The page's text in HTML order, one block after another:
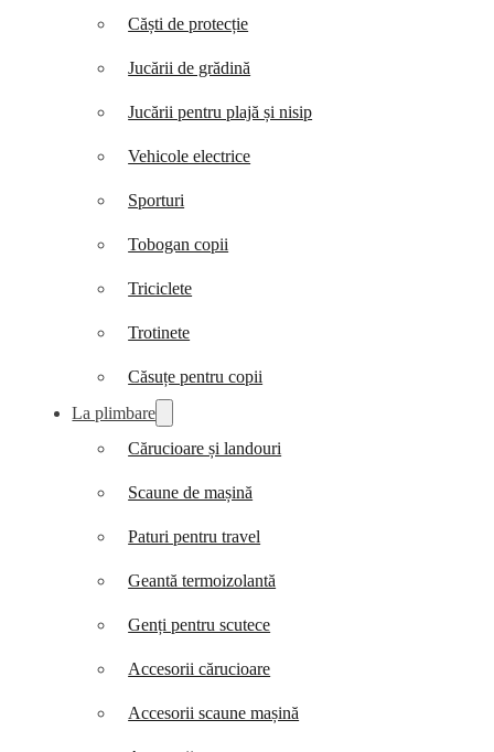
Căști de protecție
Jucării de grădină
Jucării pentru plajă și nisip
Vehicole electrice
Sporturi
Tobogan copii
Triciclete
Trotinete
Căsuțe pentru copii
La plimbare
Cărucioare și landouri
Scaune de mașină
Paturi pentru travel
Geantă termoizolantă
Genți pentru scutece
Accesorii cărucioare
Accesorii scaune mașină